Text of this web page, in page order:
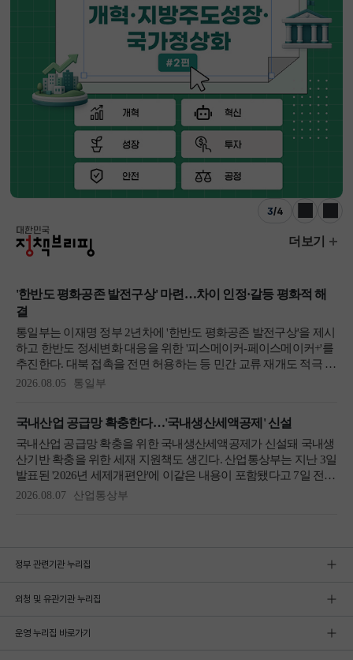
3/4
이전 다음
정부 관련기관 누리집
외청 및 유관기관 누리집
운영 누리집 바로가기